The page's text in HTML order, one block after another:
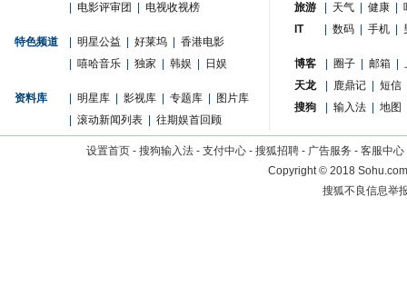
电影评审团 电视收视榜
特色频道 明星公益 好莱坞
香港电影
嘻哈音乐 独家 韩娱 日娱
资料库 明星库 影视库 专题库
图片库
滚动新闻列表 往期娱首回顾
旅游
天气 健康
IT
数码 手机
博客 圈子 邮箱
天龙
鹿鼎记
短信
搜狗
输入法 地图
设置首页 - 搜狗输入法 - 支付中心 - 搜狐招聘 - 广告服务 - 客服中心
Copyright©2018
搜狐不良信息举